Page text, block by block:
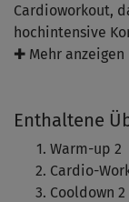
Cardioworkout,
hochintensive
Moves aus dem
Stressabbau!
Bei diesem
von den
Die Elemente
✚ Mehr anzeigen
Enthaltene
Warm-up 2
Cardio-
Cooldown 2